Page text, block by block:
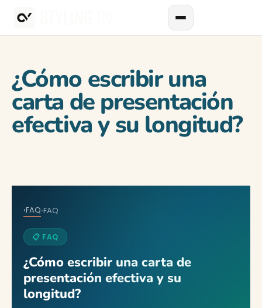
¿Cómo escribir una
carta de presentación
efectiva y su longitud?
›FAQ›FAQ
📋 FAQ
¿Cómo escribir una carta de
presentación efectiva y su
longitud?